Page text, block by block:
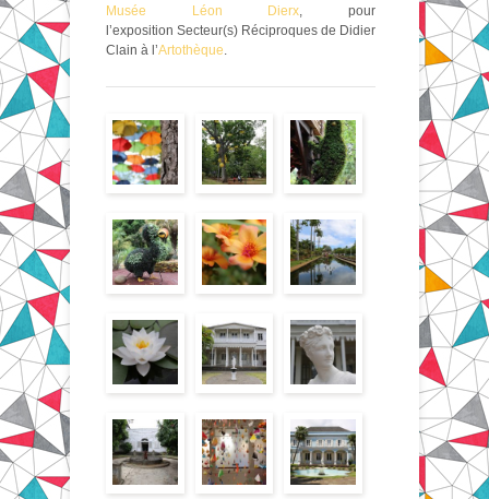
Musée Léon Dierx , pour
l’exposition Secteur(s) Réciproques de Didier
Clain à l’Artothèque